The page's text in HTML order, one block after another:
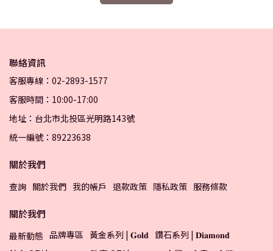
聯絡資訊
客服專線：02-2893-1577
客服時間：10:00-17:00
地址：台北市北投區光明路143號
統一編號：89223638
關於我們
查詢 關於我們 我的帳戶 退款政策 隱私政策 服務條款
關於我們
最新動態 品牌專區 黃金系列 | 𝐆𝐨𝐥𝐝 鑽石系列 | 𝐃𝐢𝐚𝐦𝐨𝐧𝐝